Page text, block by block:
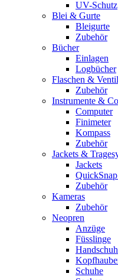
UV-Schutz
Blei & Gurte
Bleigurte
Zubehör
Bücher
Einlagen
Logbücher
Flaschen &
Zubehör
Instrumente &
Computer
Finimeter
Kompass
Zubehör
Jackets &
Jackets
Zubehör
Kameras
Zubehör
Neopren
Anzüge
Füsslinge
Schuhe